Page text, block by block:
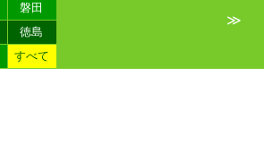
磐田
徳島
すべて
≫